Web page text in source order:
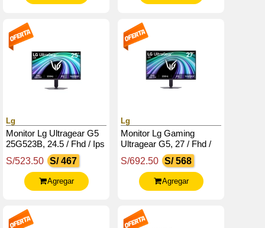
Lg
Monitor Lg Ultragear G5
25G523B, 24.5 / Fhd / Ips
/ 200Hz / Hdmi / Dp /
Salida_Auriculares
(3.5Mm)
S/523.50 S/ 467
Agregar
Lg
Monitor Lg Gaming
Ultragear G5, 27 / Fhd /
Ips / 200Hz / Hdmix2 / Dp
/ Salida_Auriculares (3-
Polos)
S/692.50 S/ 568
Agregar